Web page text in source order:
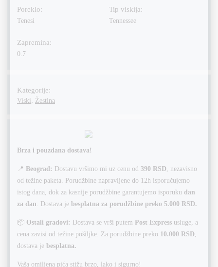
Poreklo:
Tenesi
Tip viskija:
Tennessee
Zapremina:
0.7
Kategorije:
Viski, Žestina
Brza i pouzdana dostava!
📍 Beograd: Dostavu vršimo mi uz cenu od 390 RSD, nezavisno
od težine paketa. Porudžbine napravljene do 12h isporučujemo
istog dana, dok za kasnije porudžbine garantujemo isporuku dan
za dan. Dostava je besplatna za porudžbine preko 5.000 RSD.
📦 Ostali gradovi: Dostava se vrši putem Post Express usluge, a
cena zavisi od težine pošiljke. Za porudžbine preko 10.000 RSD,
dostava je besplatna.
Vaša omiljena pića stižu brzo, lako i sigurno!